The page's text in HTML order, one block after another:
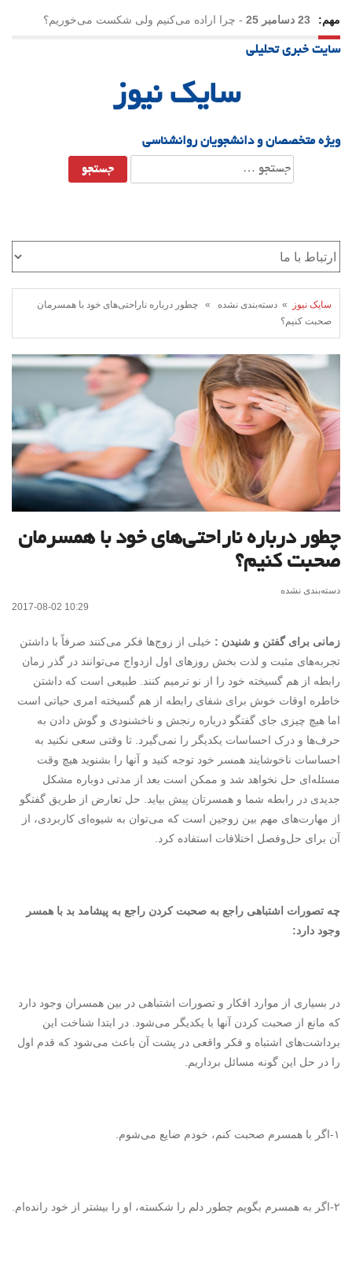
مهم: 23 دسامبر 25 - چرا اراده می‌کنیم ولی شکست می‌خوریم؟
21 دسامبر 25
سایت خبری تحلیلی
سایک نیوز
ویژه متخصصان و دانشجویان روانشناسی
جستجو
برای:
سایک نیوز
» دسته‌بندی نشده » چطور درباره ناراحتی‌های خود با همسرمان
صحبت کنیم؟
چطور درباره ناراحتی‌های خود با همسرمان
صحبت کنیم؟
دسته‌بندی نشده
2017-08-02 10:29
زمانی برای گفتن و شنیدن : خیلی از زوج‌ها فکر می‌کنند صرفاً با داشتن
تجربه‌های مثبت و لذت بخش روزهای اول ازدواج می‌توانند در گذر زمان
رابطه از هم گسیخته خود را از نو ترمیم کنند. طبیعی است که داشتن
خاطره اوقات خوش برای شفای رابطه از هم گسیخته امری حیاتی است
اما هیچ چیزی جای گفتگو درباره رنجش و ناخشنودی و گوش دادن به
حرف‌ها و درک احساسات یکدیگر را نمی‌گیرد. تا وقتی سعی نکنید به
احساسات ناخوشایند همسر خود توجه کنید و آنها را بشنوید هیچ وقت
مسئله‌ای حل نخواهد شد و ممکن است بعد از مدتی دوباره مشکل
جدیدی در رابطه شما و همسرتان پیش بیاید. حل تعارض از طریق گفتگو
از مهارت‌های مهم بین زوجین است که می‌توان به شیوه‌ای کاربردی، از
آن برای حل‌وفصل اختلافات استفاده کرد.
چه تصورات اشتباهی راجع به صحبت کردن راجع به پیشامد بد با همسر
وجود دارد:
در بسیاری از موارد افکار و تصورات اشتباهی در بین همسران وجود دارد
که مانع از صحبت کردن آنها با یکدیگر می‌شود. در ابتدا شناخت این
برداشت‌های اشتباه و فکر واقعی در پشت آن باعث می‌شود که قدم اول
را در حل این گونه مسائل برداریم.
۱-اگر با همسرم صحبت کنم، خودم ضایع می‌شوم.
۲-اگر به همسرم بگویم چطور دلم را شکسته، او را بیشتر از خود رانده‌ام.